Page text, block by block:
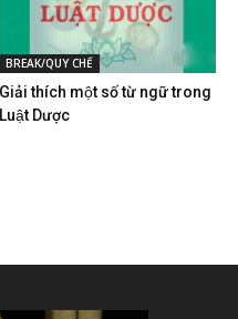
BREAK/QUY CHẾ
Giải thích một số từ ngữ trong
Luật Dược